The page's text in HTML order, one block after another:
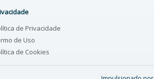
de Privacidade
de Uso
de Cookies